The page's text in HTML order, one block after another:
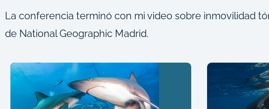
La conferencia terminó con mi video sobre inmovilidad
de National Geographic Madrid.